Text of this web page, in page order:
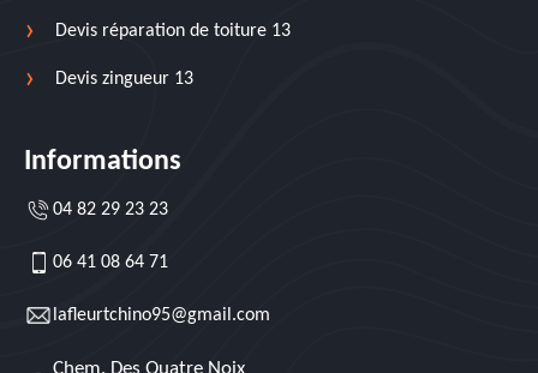
Devis réparation de toiture 13
Devis zingueur 13
Informations
04 82 29 23 23
06 41 08 64 71
lafleurtchino95@gmail.com
Chem. Des Quatre Noix